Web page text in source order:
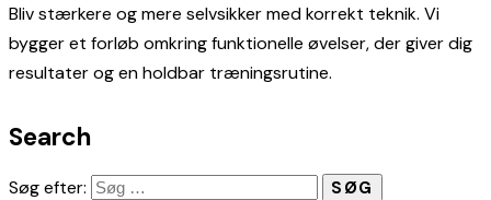
Bliv stærkere og mere selvsikker med korrekt teknik. Vi
bygger et forløb omkring funktionelle øvelser, der giver dig
resultater og en holdbar træningsrutine.
Search
Søg efter: